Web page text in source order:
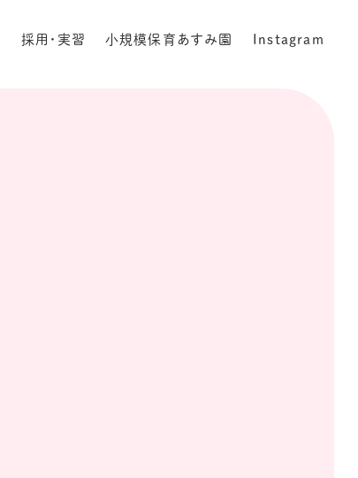
採用・実習 小規模保育あすみ園 Instagram